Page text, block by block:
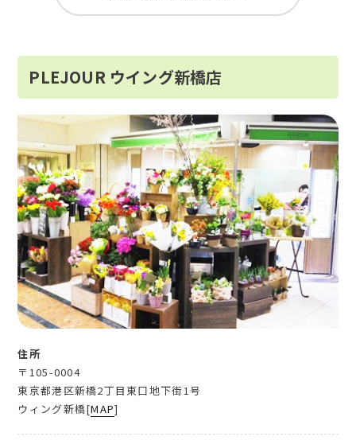
PLEJOUR ウイング新橋店
住所
〒105-0004
東京都港区新橋2丁目東口地下街1号
ウィング新橋[MAP]